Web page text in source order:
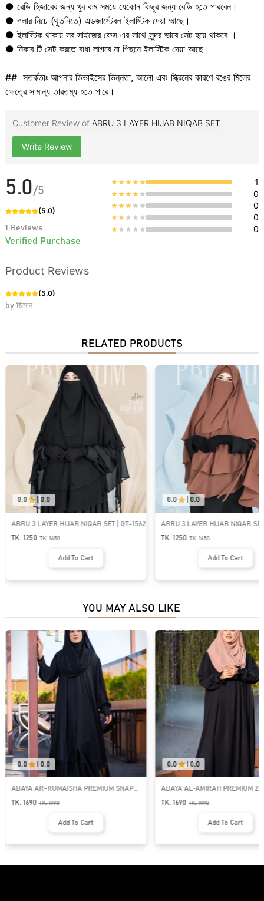
● রেডি হিজাবের জন্য খুব কম সময়ে যেকোন কিছুর জন্য রেডি হতে পারবেন।
● গলার নিচে (থুতনিতে) এডজাস্টেবল ইলাস্টিক দেয়া আছে।
● ইলাস্টিক থাকায় সব সাইজের ফেস এর সাথে সুন্দর ভাবে সেট হয়ে থাকবে ।
● নিকাব টি সেট করতে বাধা লাগবে না পিছনে ইলাস্টিক দেয়া আছে।
## সতর্কতাঃ আপনার ডিভাইসের ভিন্নতা, আলো এবং স্ক্রিনের কারণে রঙের মিলের
ক্ষেত্রে সামান্য তারতম্য হতে পারে।
Customer Review of ABRU 3 LAYER HIJAB NIQAB SET
Write Review
5.0/5
(5.0)
1 Reviews
Verified Purchase
1
0
0
0
0
Product Reviews
(5.0)
by জিসান
RELATED PRODUCTS
0.0 0.0
ABRU 3 LAYER HIJAB NIQAB SET | GT-1561
TK. 1250 TK.1650
Add To Cart
0.0 0.0
ABRU 3 LAYER HIJAB NIQAB
TK. 1250 TK.1650
Add To Cart
YOU MAY ALSO LIKE
0.0 0.0
ABAYA AR-RUMAISHA PREMIUM SNAP
BUTTON ABAYA
TK. 1690 TK.1990
Add To Cart
0.0 | 0.0
ABAYA AL‑AMIRAH PREMIUM
NECK ABAYA
TK. 1690 TK.1990
Add To Cart